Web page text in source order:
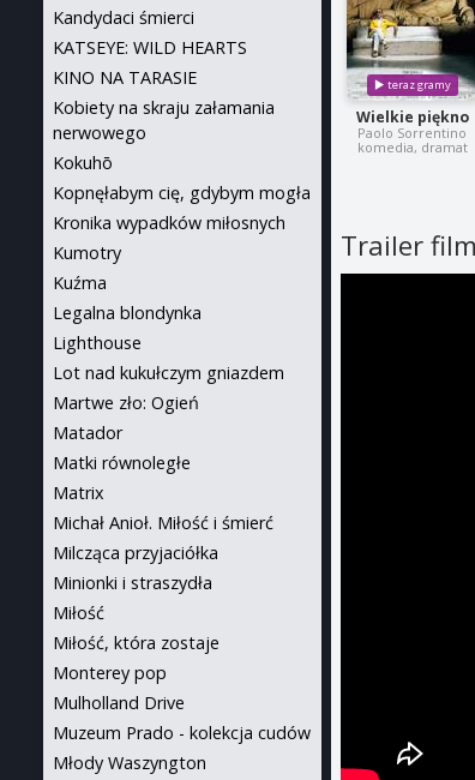
Wielkie piękno
Paolo Sorrentino
komedia, dramat
Trailer
Kandydaci śmierci
KATSEYE: WILD HEARTS
KINO NA TARASIE
Kobiety na skraju załamania
nerwowego
Kokuhō
Kopnęłabym cię, gdybym mogła
Kronika wypadków miłosnych
Kumotry
Kuźma
Legalna blondynka
Lighthouse
Lot nad kukułczym gniazdem
Martwe zło: Ogień
Matador
Matki równoległe
Matrix
Michał Anioł. Miłość i śmierć
Milcząca przyjaciółka
Minionki i straszydła
Miłość
Miłość, która zostaje
Monterey pop
Mulholland Drive
Muzeum Prado - kolekcja cudów
Młody Waszyngton